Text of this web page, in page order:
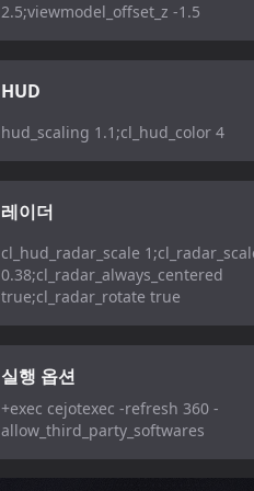
2.5;viewmodel_offset_z -1.5
HUD
hud_scaling 1.1;cl_hud_color 4
레이더
cl_hud_radar_scale
0.38;cl_radar_always_centered
true;cl_radar_rotate true
실행 옵션
+exec cejotexec -refresh 360 -
allow_third_party_softwares